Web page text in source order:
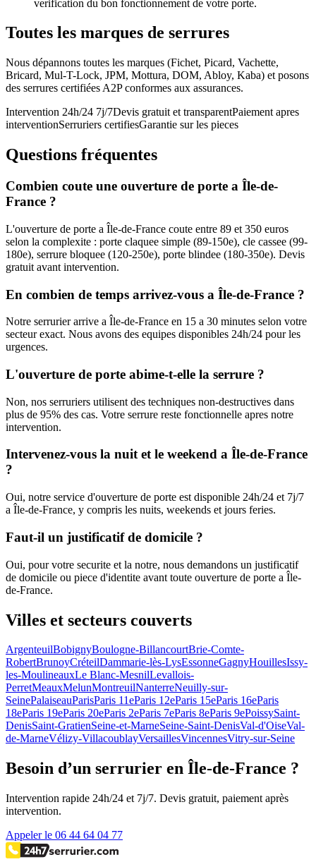
verification du bon fonctionnement de votre porte.
Toutes les marques de serrures
Nous dépannons toutes les marques (Fichet, Picard, Vachette,
Bricard, Mul-T-Lock, JPM, Mottura, DOM, Abloy, Kaba) et posons
des serrures certifiées A2P conformes aux assurances.
Intervention 24h/24 7j/7Devis gratuit et transparentPaiement apres
interventionSerruriers certifiesGarantie sur les pieces
Questions fréquentes
Combien coute une ouverture de porte a Île-de-
France ?
L'ouverture de porte a Île-de-France coute entre 89 et 350 euros
selon la complexite : porte claquee simple (89-150e), cle cassee (99-
180e), serrure bloquee (120-250e), porte blindee (180-350e). Devis
gratuit avant intervention.
En combien de temps arrivez-vous a Île-de-France ?
Notre serrurier arrive a Île-de-France en 15 a 30 minutes selon votre
secteur exact. Nous avons des equipes disponibles 24h/24 pour les
urgences.
L'ouverture de porte abime-t-elle la serrure ?
Non, nos serruriers utilisent des techniques non-destructives dans
plus de 95% des cas. Votre serrure reste fonctionnelle apres notre
intervention.
Intervenez-vous la nuit et le weekend a Île-de-France
?
Oui, notre service d'ouverture de porte est disponible 24h/24 et 7j/7
a Île-de-France, y compris les nuits, weekends et jours feries.
Faut-il un justificatif de domicile ?
Oui, pour votre securite et la notre, nous demandons un justificatif
de domicile ou piece d'identite avant toute ouverture de porte a Île-
de-France.
Villes et secteurs couverts
ArgenteuilBobignyBoulogne-BillancourtBrie-Comte-
RobertBrunoyCréteilDammarie-lès-LysEssonneGagnyHouillesIssy-
les-MoulineauxLe Blanc-MesnilLevallois-
PerretMeauxMelunMontreuilNanterreNeuilly-sur-
SeinePalaiseauParisParis 11eParis 12eParis 15eParis 16eParis
18eParis 19eParis 20eParis 2eParis 7eParis 8eParis 9ePoissySaint-
DenisSaint-GratienSeine-et-MarneSeine-Saint-DenisVal-d'OiseVal-
de-MarneVélizy-VillacoublayVersaillesVincennesVitry-sur-Seine
Besoin d’un serrurier en Île-de-France ?
Intervention rapide 24h/24 et 7j/7. Devis gratuit, paiement après
intervention.
Appeler le 06 44 64 04 77